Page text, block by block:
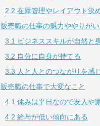
2.2 在庫管理やレイアウト決
販売職の仕事の魅力ややりがい
3.1 ビジネススキルが自然と
3.2 自分に自身が持てる
3.3 人と人とのつながりを感
販売職の仕事で大変なこと
4.1 休みは平日なので友人や
4.2 給与が低い傾向にある